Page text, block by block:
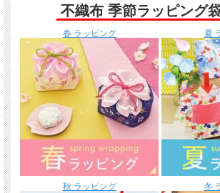
不織布 季節ラッピング
春 ラッピング 夏
秋 ラッピング 冬